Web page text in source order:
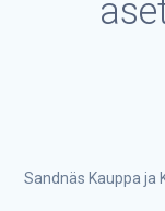
Sandnäs Kauppa ja